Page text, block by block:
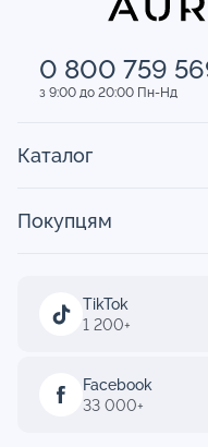
0 800 759
з 9:00 до 20:00 Пн-Нд
TikTok
1 200+
Facebook
33 000+
Каталог
Покупцям